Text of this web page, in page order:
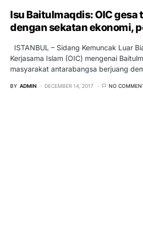
Isu Baitulmaqdis: OIC gesa
dengan sekatan ekonomi,
ISTANBUL – Sidang Kemuncak Luar
Kerjasama Islam (OIC) mengenai
masyarakat antarabangsa berjuang
BY ADMIN DECEMBER 14, 2017 NO